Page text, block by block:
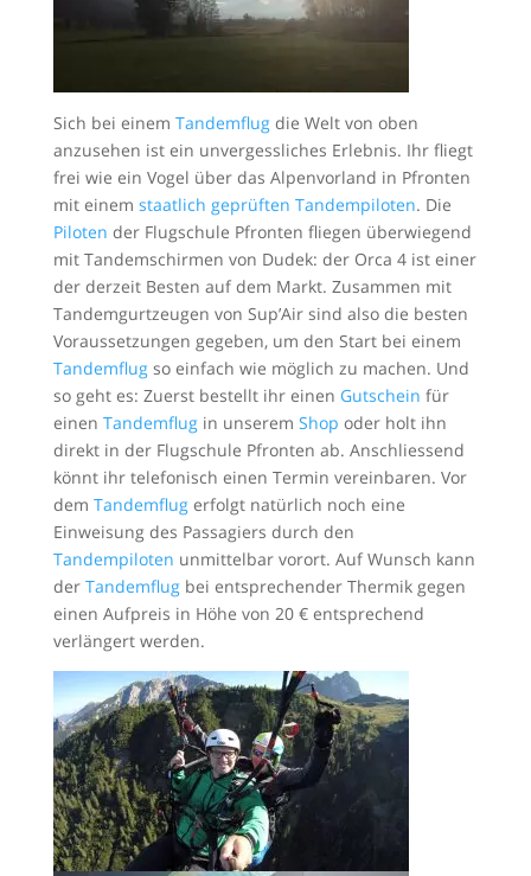
Sich bei einem Tandemflugdie Welt von oben
anzusehen ist ein unvergessliches Erlebnis. Ihr fliegt
frei wie ein Vogel über das Alpenvorland in Pfronten
mit einem staatlich geprüften Tandempiloten. Die
Piloten der Flugschule Pfronten fliegen überwiegend
mit Tandemschirmen von Dudek: der Orca 4 ist einer
der derzeit Besten auf dem Markt. Zusammen mit
Tandemgurtzeugen von Sup’Air sind also die besten
Voraussetzungen gegeben, um den Start bei einem
Tandemflugso einfach wie möglich zu machen. Und
so geht es: Zuerst bestellt ihr einen Gutschein für
einen Tandemflugin unserem Shop oder holt ihn
direkt in der Flugschule Pfronten ab. Anschliessend
könnt ihr telefonisch einen Termin vereinbaren. Vor
dem Tandemflugerfolgt natürlich noch eine
Einweisung des Passagiers durch den
Tandempiloten unmittelbar vorort. Auf Wunsch kann
der Tandemflugbei entsprechender Thermik gegen
einen Aufpreis in Höhe von 20 € entsprechend
verlängert werden.